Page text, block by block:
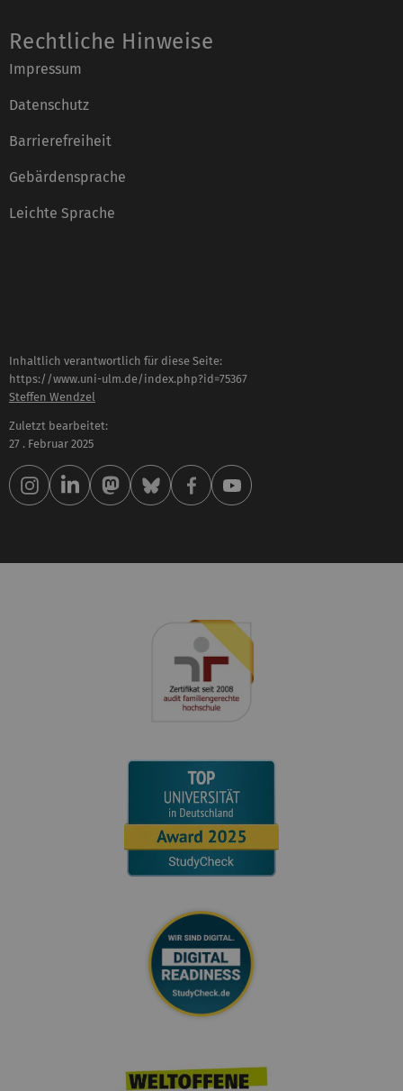
Rechtliche Hinweise
Impressum
Datenschutz
Barrierefreiheit
Gebärdensprache
Leichte Sprache
Inhaltlich verantwortlich für diese Seite:
https://www.uni-ulm.de/index.php?id=75367
Steffen Wendzel
Zuletzt bearbeitet:
27 . Februar 2025